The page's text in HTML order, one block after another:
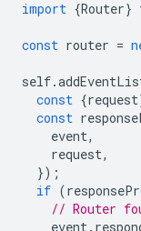
import {Router}
const router =
self.
const {request
const
event,
request,
});
if (
// Router
event.